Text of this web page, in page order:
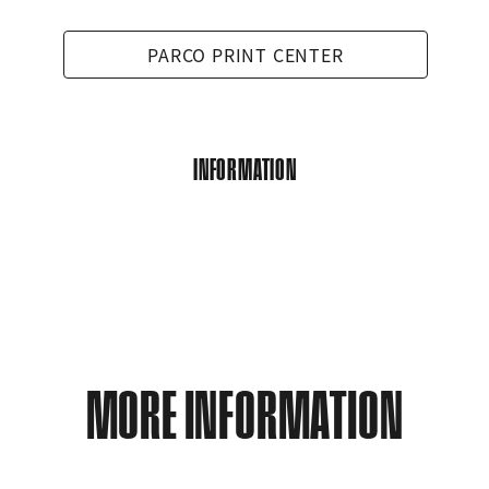
PARCO PRINT CENTER
INFORMATION
MORE INFORMATION